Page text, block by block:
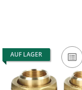
AUF LAGER